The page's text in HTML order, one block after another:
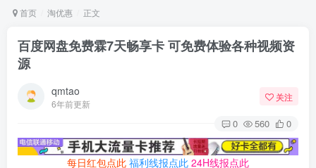
首页 淘优惠 正文
百度网盘免费霖7天畅享卡 可免费体验各种视频资
源
qmtao
6年前更新
关注
0 560 0
每日红包点此 福利线报点此 24H线报点此